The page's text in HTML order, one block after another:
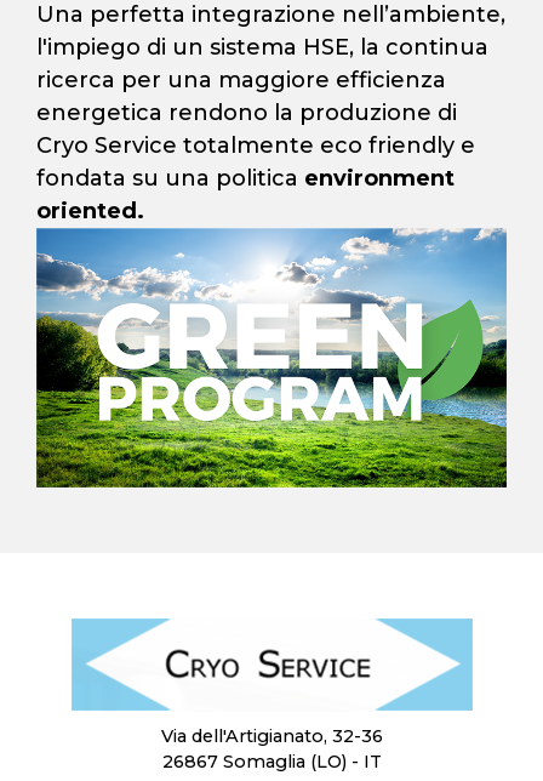
Una perfetta integrazione nell’ambiente,
l'impiego di un sistema HSE, la continua
ricerca per una maggiore efficienza
energetica rendono la produzione di
Cryo Service totalmente eco friendly e
fondata su una politica environment
oriented.
Via dell'Artigianato, 32-36
26867 Somaglia (LO) - IT